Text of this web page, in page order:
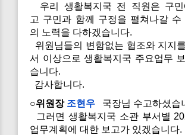
우리 생활복지국 전 직원은 구민
고 구민과 함께 구정을 펼쳐나갈 수
의 노력을 다하겠습니다.
위원님들의 변함없는 협조와 지지
서 이상으로 생활복지국 주요업무
습니다.
감사합니다.
○위원장 조현우 국장님 수고하셨습
그러면 생활복지국 소관 부서별
업무계획에 대한 보고가 있겠습니다.